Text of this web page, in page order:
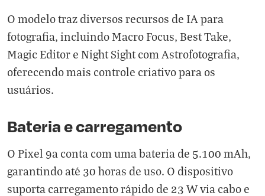
O modelo traz diversos recursos de IA para
fotografia, incluindo Macro Focus, Best Take,
Magic Editor e Night Sight com Astrofotografia,
oferecendo mais controle criativo para os
usuários.
Bateria e carregamento
O Pixel 9a conta com uma bateria de 5.100 mAh,
garantindo até 30 horas de uso. O dispositivo
suporta carregamento rápido de 23 W via cabo e